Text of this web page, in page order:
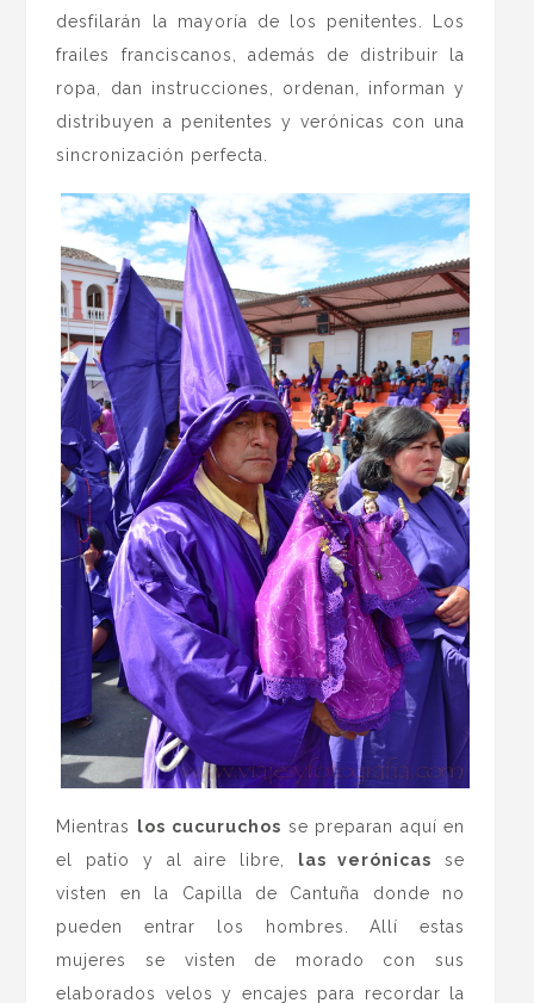
desfilarán la mayoría de los penitentes. Los
frailes franciscanos, además de distribuir la
ropa, dan instrucciones, ordenan, informan y
distribuyen a penitentes y verónicas con una
sincronización perfecta.
Mientras los cucuruchos se preparan aquí en
el patio y al aire libre, las verónicas se
visten en la Capilla de Cantuña donde no
pueden entrar los hombres. Allí estas
mujeres se visten de morado con sus
elaborados velos y encajes para recordar la